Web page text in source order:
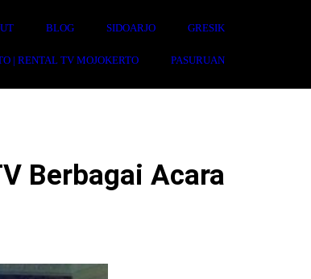
BLOG SIDOARJO GRESIK
| RENTAL TV MOJOKERTO PASURUAN
Berbagai Acara